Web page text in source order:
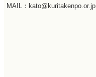
MAIL：kato@kuritakenpo.or.jp